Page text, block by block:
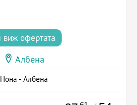
виж офертата
Албена
Нона - Албена